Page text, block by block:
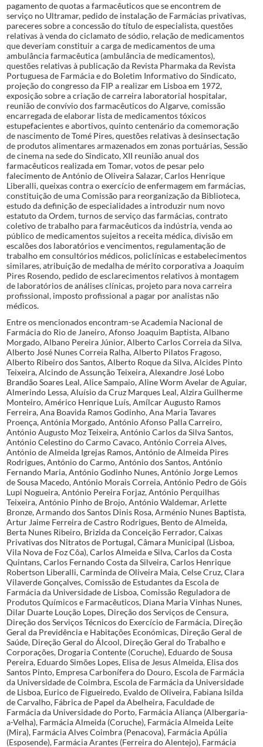
pagamento de quotas a farmacêuticos que se encontrem de
serviço no Ultramar, pedido de instalação de Farmácias privativas,
pareceres sobre a concessão do título de especialista, questões
relativas à venda do ciclamato de sódio, relação de medicamentos
que deveriam constituir a carga de medicamentos de uma
ambulância farmacêutica (ambulância de medicamentos),
questões relativas à publicação da Revista Pharmaka da Revista
Portuguesa de Farmácia e do Boletim Informativo do Sindicato,
projeção do congresso da FIP a realizar em Lisboa em 1972,
exposição sobre a criação de carreira laboratorial hospitalar,
reunião de convívio dos farmacêuticos do Algarve, comissão
encarregada de elaborar lista de medicamentos tóxicos
estupefacientes e abortivos, quinto centenário da comemoração
de nascimento de Tomé Pires, questões relativas à desinsectação
de produtos alimentares armazenados em zonas portuárias, Sessão
de cinema na sede do Sindicato, XII reunião anual dos
farmacêuticos realizada em Tomar, votos de pesar pelo
falecimento de António de Oliveira Salazar, Carlos Henrique
Liberalli, queixas contra o exercício de enfermagem em farmácias,
constituição de uma Comissão para reorganização da Biblioteca,
estudo da definição de especialidades a introduzir num novo
estatuto da Ordem, turnos de serviço das farmácias, contrato
coletivo de trabalho para farmacêuticos da indústria, venda ao
público de medicamentos sujeitos a receita médica, divisão em
escalões dos laboratórios e vencimentos, regulamentação de
trabalho em consultórios médicos, policlínicas e estabelecimentos
similares, atribuição de medalha de mérito corporativa a Joaquim
Pires Rosendo, pedido de esclarecimentos relativos à montagem
de laboratórios de análises clínicas, projeto para nova carreira
profissional, imposto profissional a pagar por analistas não
médicos.
Entre os mencionados encontram-se Academia Nacional de
Farmácia do Rio de Janeiro, Afonso Joaquim Baptista, Albano
Morgado, Albano Pereira Júnior, Alberto Carlos Correia da Silva,
Alberto José Nunes Correia Ralha, Alberto Pilatos Fragoso,
Alberto Ribeiro dos Santos, Alberto Roque da Silva, Alcides Pinto
Teixeira, Alcindo de Assunção Teixeira, Alexandre José Lobo
Brandão Soares Leal, Alice Sampaio, Aline Worm Avelar de Aguiar,
Almerindo Lessa, Aluísio da Cruz Marques Leal, Alzira Guilherme
Monteiro, Américo Henrique Luís, Amílcar Augusto Ramos
Ferreira, Ana Boavida Ramos Godinho, Ana Maria Tavares
Proença, Antónia Morgado, António Afonso Palla Carreiro,
António Augusto Moz Teixeira, António Carlos da Silva Santos,
António Celestino do Carmo Cavaco, António Correia Alves,
António de Almeida Igrejas Ramos, António de Almeida Pires
Rodrigues, António do Carmo, António dos Santos, António
Fernando Maria, António Godinho Nunes, António Jorge Lemos
de Sousa Macedo, António Morais Correia, António Pedro de Góis
Lupi Nogueira, António Pereira Forjaz, António Perquilhas
Teixeira, António Pinho de Brojo, António Waldemar, Arlette
Bronze, Armando dos Santos Dinis Rosa, Arménio Nunes Baptista,
Artur Jaime Ferreira de Castro Rodrigues, Bento de Almeida,
Berta Nunes Ribeiro, Brizida da Conceição Ferrador, Caixas
Privativas dos Nitratos de Portugal, Câmara Municipal (Lisboa,
Vila Nova de Foz Côa), Carlos Almeida e Silva, Carlos da Costa
Quintans, Carlos Fernando Costa da Silveira, Carlos Henrique
Robertson Liberalli, Carminda de Oliveira Maia, Celse Cruz, Clara
Vilaverde Gonçalves, Comissão de Estudantes da Escola de
Farmácia da Universidade de Lisboa, Comissão Reguladora de
Produtos Químicos e Farmacêuticos, Diana Maria Vinhas Nunes,
Dilar Duarte Loução Lopes, Direção dos Serviços de Censura,
Direção dos Serviços Técnicos do Exercício de Farmácia, Direção
Geral da Previdência e Habitações Económicas, Direção Geral de
Saúde, Direção Geral do Álcool, Direção Geral do Trabalho e
Corporações, Drogaria Contente (Coruche), Eduardo de Sousa
Pereira, Eduardo Simões Lopes, Elisa de Jesus Almeida, Elisa dos
Santos Pinto, Empresa Carbonífera do Douro, Escola de Farmácia
da Universidade de Coimbra, Escola de Farmácia da Universidade
de Lisboa, Eurico de Figueiredo, Evaldo de Oliveira, Fabiana Isilda
de Carvalho, Fábrica de Papel da Abelheira, Faculdade de
Farmácia da Universidade do Porto, Farmácia Aliança (Albergaria-
a-Velha), Farmácia Almeida (Coruche), Farmácia Almeida Leite
(Mira), Farmácia Alves Coimbra (Penacova), Farmácia Apúlia
(Esposende), Farmácia Arantes (Ferreira do Alentejo), Farmácia